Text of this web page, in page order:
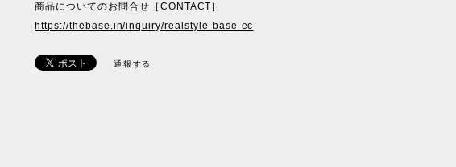
商品についてのお問合せ［CONTACT］
https://thebase.in/inquiry/realstyle-base-ec
通報する